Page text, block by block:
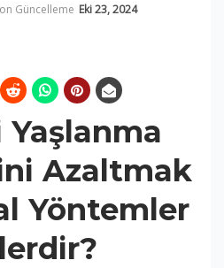
Güncelleme Eki 23, 2024
Azaltmak
Yöntemler